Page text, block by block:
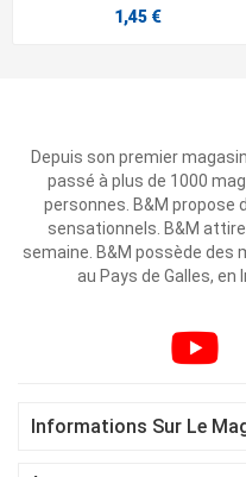
1,45 €
Depuis son premier
passé à plus de 1000
personnes. B&M propose
sensationnels. B&M
semaine. B&M possède des
au Pays de Galles, en
Informations Sur Le